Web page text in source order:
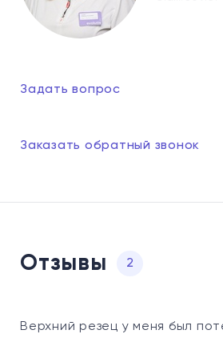
Задать вопрос
Заказать обратный звонок
Отзывы 2
Верхний резец у меня был